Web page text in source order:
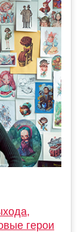
герои